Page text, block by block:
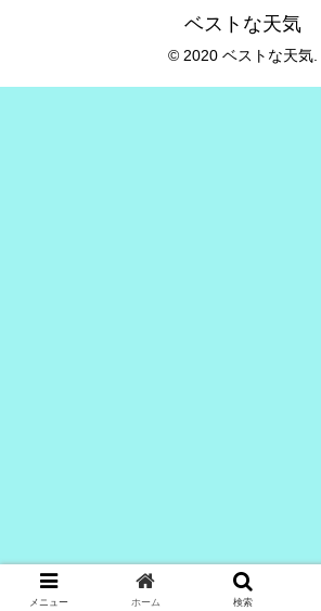
ベストな天気
© 2020 ベストな天気.
メニュー ホーム 検索